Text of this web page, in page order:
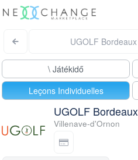
UGOLF
\ Játékidő
Leçons Individuelles
UGOLF
Villenave-d'Ornon